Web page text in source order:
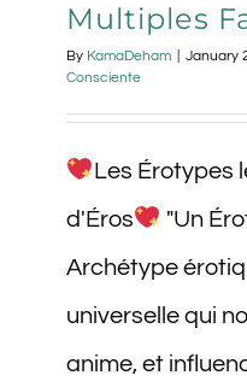
Multiples
By KamaDeham January
Consciente
Les Érotypes
d'Éros
"Un
Archétype
universelle qui
anime, et